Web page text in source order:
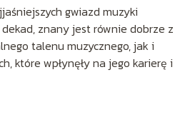
gwiazd muzyki
znany jest równie dobrze z
talenu muzycznego, jak i
które wpłynęły na jego karierę i